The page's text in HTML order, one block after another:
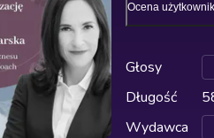
Ocena
Głosy
Długość
Wydawca